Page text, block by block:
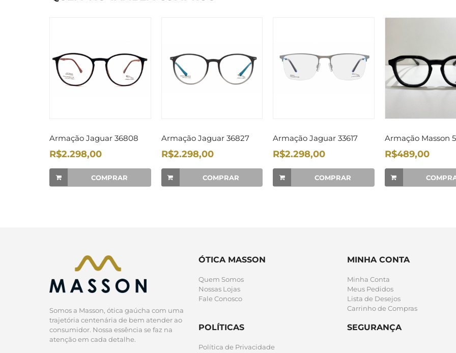
Armação Jaguar 36808
R$2.298,00
COMPRAR
Armação Jaguar 36827
R$2.298,00
COMPRAR
Armação Jaguar 33617
R$2.298,00
COMPRAR
Armação Masson
R$489,00
Somos a Masson, ótica gaúcha com uma
trajetória centenária de bem atender ao
consumidor. Nossa essência se faz na
atenção em cada detalhe.
ÓTICA MASSON
Quem Somos
Nossas Lojas
Fale Conosco
POLÍTICAS
Política de Privacidade
MINHA CONTA
Minha Conta
Meus Pedidos
Lista de Desejos
Carrinho de Compras
SEGURANÇA